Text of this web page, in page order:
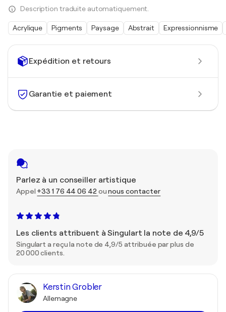
Expédition et retours
Garantie et paiement
Parlez à un conseiller artistique
Appel +33 1 76 44 06 42 ounous contacter
Les clients attribuent à Singulart la note de 4,9/5
Singulart a reçu la note de 4,9/5 attribuée par plus de
20 000 clients.
Kerstin Grobler
Allemagne
Description traduite automatiquement.
Acrylique Pigments Paysage Abstrait Expressionnisme